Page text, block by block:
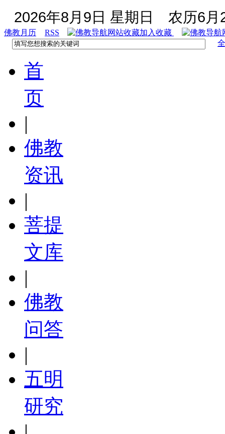
2026年8月9日 星期日 农历6月
佛教月历 RSS
加入收藏
首
页
|
佛教
资讯
|
菩提
文库
|
佛教
问答
|
五明
研究